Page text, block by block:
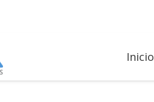
Inicio